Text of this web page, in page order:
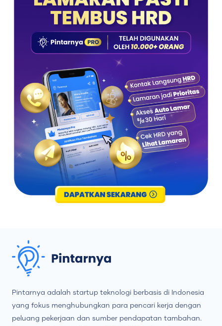
Pintarnya adalah startup teknologi berbasis di Indonesia
yang fokus menghubungkan para pencari kerja dengan
peluang pekerjaan dan sumber pendapatan tambahan.